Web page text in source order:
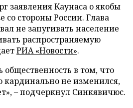
заявления Каунаса о якобы
со стороны России. Глава
не запугивать население
распространяемую
РИА «Новости».
общественность в том, что
кардинально не изменился,
– подчеркнул Синкявичюс.